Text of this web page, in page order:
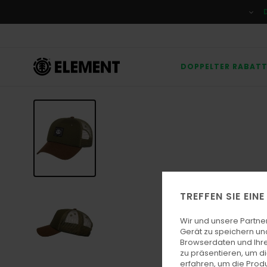
Produktinformation
DOPPELTER RABATT
TREFFEN SIE
Wir und unsere
Gerät zu speichern
Browserdaten und
zu präsentieren, um
erfahren, um die